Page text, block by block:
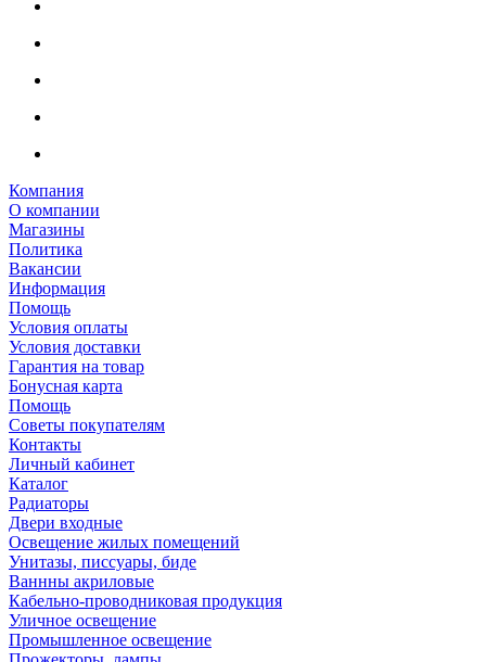
Компания
О компании
Магазины
Политика
Вакансии
Информация
Помощь
Условия оплаты
Условия доставки
Гарантия на товар
Бонусная карта
Помощь
Советы покупателям
Контакты
Личный кабинет
Каталог
Радиаторы
Двери входные
Освещение жилых помещений
Унитазы, писсуары, биде
Ваннны акриловые
Кабельно-проводниковая продукция
Уличное освещение
Промышленное освещение